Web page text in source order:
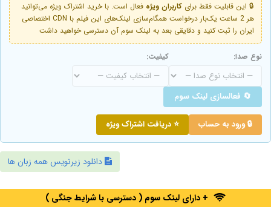
🔒 این قابلیت فقط برای کاربران ویژه فعال است. با خرید اشتراک ویژه می‌توانید
هر 2 ساعت یک‌بار درخواست همگام‌سازی لینک‌های این فیلم با CDN اختصاصی
ایران را ثبت کنید و دقایقی بعد به لینک سوم آن دسترسی خواهید داشت
نوع صدا: کیفیت:
🔄 فعالسازی لینک سوم
🔒 ورود به حساب ⭐ دریافت اشتراک ویژه
دانلود زیرنویس همه زبان ها
+ دارای لینک سوم ( دسترسی با شرایط جنگی )